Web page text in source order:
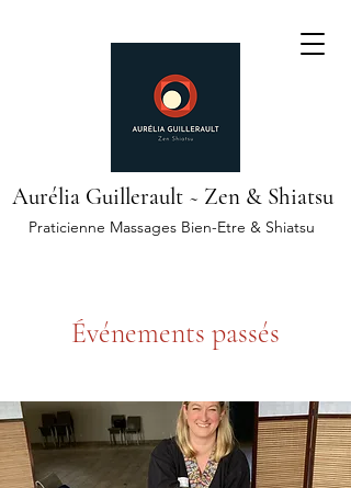
Praticienne Massages Bien-Etre & Shiatsu
Aurélia Guillerault ~ Zen & Shiatsu
Événements passés